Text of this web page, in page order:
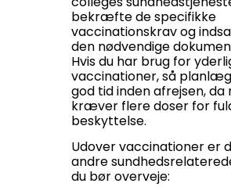
bekræfte de specifikke
vaccinationskrav og
den nødvendige
Hvis du har brug for
vaccinationer, så
god tid inden afrejsen, da
kræver flere doser for
beskyttelse.
Udover vaccinationer er
andre
du bør overveje: